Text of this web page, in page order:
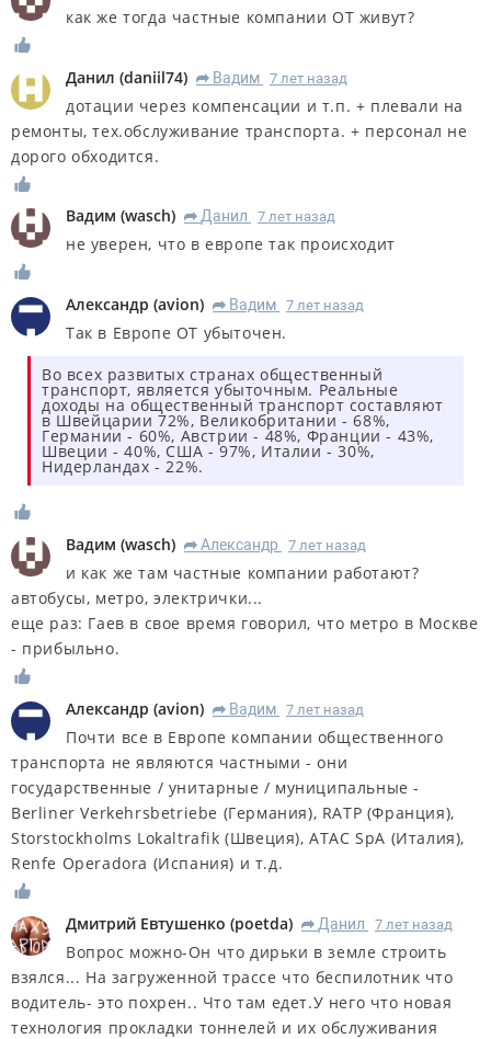
как же тогда частные компании ОТ живут?
Данил (daniil74) R Вадим 7 лет назад
дотации через компенсации и т.п. + плевали на
ремонты, тех.обслуживание транспорта. + персонал не
дорого обходится.
Вадим (wasch) R Данил 7 лет назад
не уверен, что в европе так происходит
Александр (avion) R Вадим 7 лет назад
Так в Европе ОТ убыточен.
Во всех развитых странах общественный
транспорт, является убыточным. Реальные
доходы на общественный транспорт составляют
в Швейцарии 72%, Великобритании - 68%,
Германии - 60%, Австрии - 48%, Франции - 43%,
Швеции - 40%, США - 97%, Италии - 30%,
Нидерландах - 22%.
Вадим (wasch) R Александр 7 лет назад
и как же там частные компании работают?
автобусы, метро, электрички...
еще раз: Гаев в свое время говорил, что метро в Москве
- прибыльно.
Александр (avion) R Вадим 7 лет назад
Почти все в Европе компании общественного
транспорта не являются частными - они
государственные / унитарные / муниципальные -
Berliner Verkehrsbetriebe (Германия), RATP (Франция),
Storstockholms Lokaltrafik (Швеция), ATAC SpA (Италия),
Renfe Operadora (Испания) и т.д.
Дмитрий Евтушенко (poetda) R Данил 7 лет назад
Вопрос можно-Он что дирьки в земле строить
взялся... На загруженной трассе что беспилотник что
водитель- это похрен.. Что там едет.У него что новая
технология прокладки тоннелей и их обслуживания